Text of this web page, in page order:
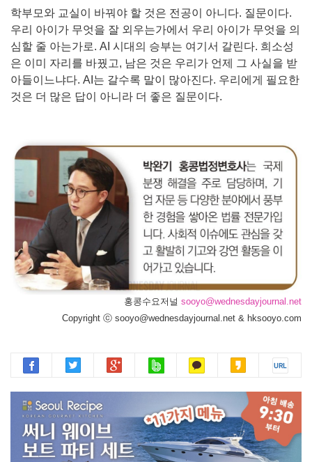
학부모와 교실이 바꿔야 할 것은 전공이 아니다. 질문이다.
우리 아이가 무엇을 잘 외우는가에서 우리 아이가 무엇을 의
심할 줄 아는가로. AI 시대의 승부는 여기서 갈린다. 희소성
은 이미 자리를 바꿨고, 남은 것은 우리가 언제 그 사실을 받
아들이느냐다. AI는 갈수록 말이 많아진다. 우리에게 필요한
것은 더 많은 답이 아니라 더 좋은 질문이다.
홍콩수요저널 sooyo@wednesdayjournal.net
Copyright ⓒ sooyo@wednesdayjournal.net & hksooyo.com